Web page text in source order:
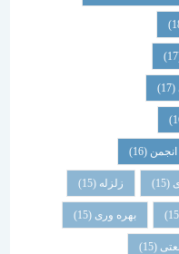
زلزله
بهره وری(15)